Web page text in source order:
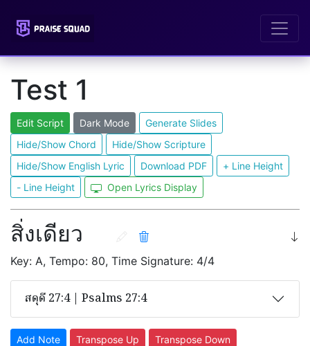
Test 1
Edit Script Dark Mode
Generate Slides
Hide/Show Chord
Hide/Show Scripture
Hide/Show English Lyric
Download PDF
+ Line Height
- Line Height
Open Lyrics Display
สิ่งเดียว
Key: A, Tempo: 80, Time Signature: 4/4
สดุดี 27:4 | Psalms 27:4
Add Note Transpose Up
Transpose Down